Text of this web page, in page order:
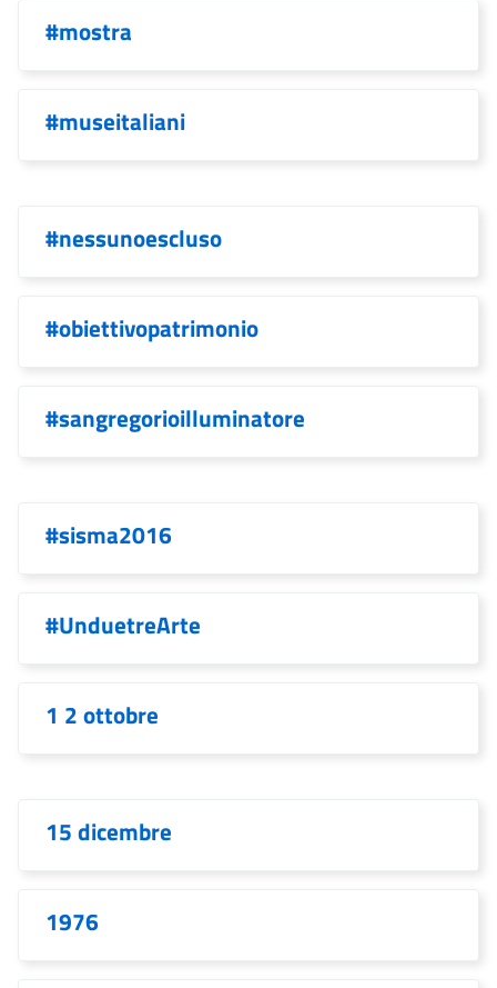
#mostra
#museitaliani
#nessunoescluso
#obiettivopatrimonio
#sangregorioilluminatore
#sisma2016
#UnduetreArte
1 2 ottobre
15 dicembre
1976